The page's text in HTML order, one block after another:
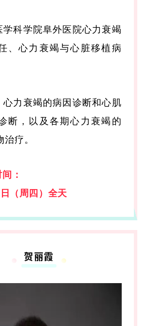
学科学院阜外医院心力衰竭
、心力衰竭与心脏移植病
心力衰竭的病因诊断和心肌
断，以及各期心力衰竭的
疗。
：
（周四）全天
贺丽霞